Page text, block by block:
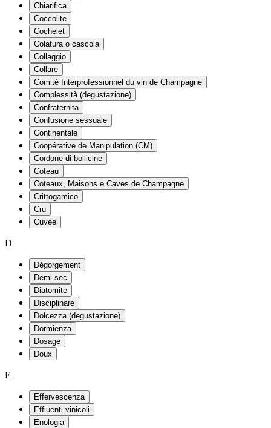
Chiarifica
Coccolite
Cochelet
Colatura o cascola
Collaggio
Collare
Comité Interprofessionnel du vin de Champagne
Complessità (degustazione)
Confraternita
Confusione sessuale
Continentale
Coopérative de Manipulation (CM)
Cordone di bollicine
Coteau
Coteaux, Maisons e Caves de Champagne
Crittogamico
Cru
Cuvée
D
Dégorgement
Demi-sec
Diatomite
Disciplinare
Dolcezza (degustazione)
Dormienza
Dosage
Doux
E
Effervescenza
Effluenti vinicoli
Enologia